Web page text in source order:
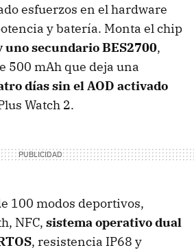
esfuerzos en el hardware
y batería. Monta el chip
uno secundario BES2700,
500 mAh que deja una
días sin el AOD activado
Watch 2.
100 modos deportivos,
NFC, sistema operativo dual
, resistencia IP68 y